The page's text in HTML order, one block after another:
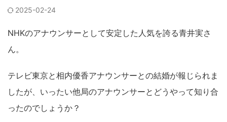
2025-02-24
NHKのアナウンサーとして安定した人気を誇る青井実さ
ん。
テレビ東京と相内優香アナウンサーとの結婚が報じられま
したが、いったい他局のアナウンサーとどうやって知り合
ったのでしょうか？